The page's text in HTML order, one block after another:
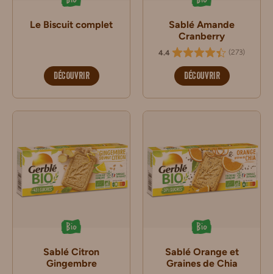
Le Biscuit complet
DÉCOUVRIR
Sablé Amande
Cranberry
4.4 (273)
DÉCOUVRIR
Bio
Sablé Citron
Gingembre
Bio
Sablé Orange et
Graines de Chia